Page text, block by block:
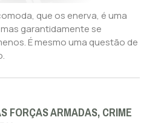
que os enerva, é uma
garantidamente se
É mesmo uma questão de
FORÇAS ARMADAS, CRIME